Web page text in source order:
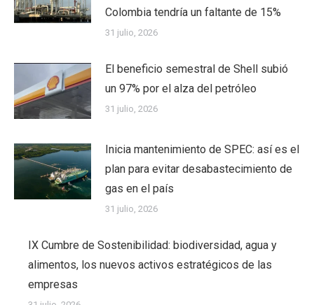
Colombia tendría un faltante de 15%
31 julio, 2026
El beneficio semestral de Shell subió
un 97% por el alza del petróleo
31 julio, 2026
Inicia mantenimiento de SPEC: así es el
plan para evitar desabastecimiento de
gas en el país
31 julio, 2026
IX Cumbre de Sostenibilidad: biodiversidad, agua y
alimentos, los nuevos activos estratégicos de las
empresas